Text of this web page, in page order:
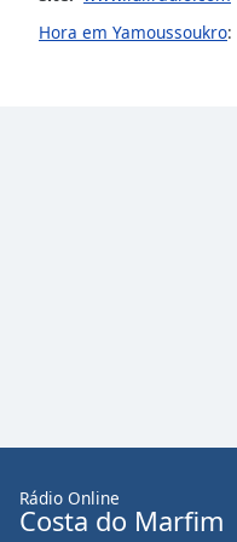
Area
Background
Hora em Yamoussoukro:
Rádio Online
Costa do Marfim